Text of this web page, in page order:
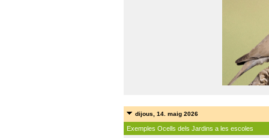
dijous, 14. maig 2026
Exemples Ocells dels Jardins a les escoles